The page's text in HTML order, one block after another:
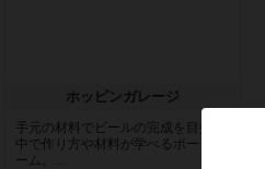
ホッピンガレージ
手元の材料でビールの完成を目指す
中で作り方や材料が学べるボードゲ
ーム。...